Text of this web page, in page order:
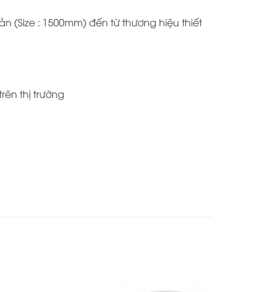
(Size : 1500mm) đến từ thương hiệu thiết
thị trường